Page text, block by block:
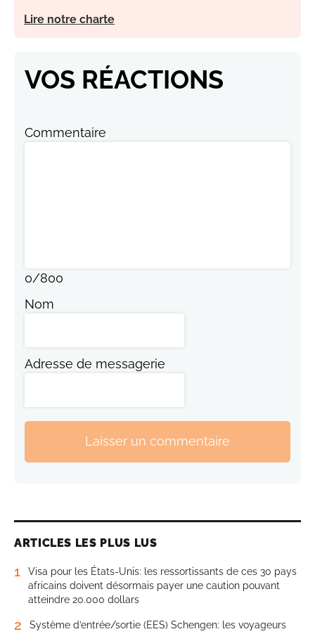
Lire notre charte
VOS RÉACTIONS
Commentaire
0/800
Nom
Adresse de messagerie
Laisser un commentaire
ARTICLES LES PLUS LUS
1
Visa pour les États-Unis: les ressortissants de ces 30 pays
africains doivent désormais payer une caution pouvant
atteindre 20.000 dollars
2
Système d’entrée/sortie (EES) Schengen: les voyageurs